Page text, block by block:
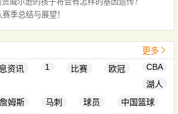
季总结与展望！
更多
资讯 1 比赛 欧冠
CBA
湖人
詹姆斯 马刺 球员
中国篮球